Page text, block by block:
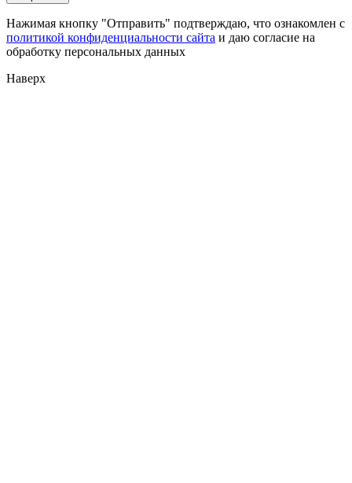
Нажимая кнопку "Отправить" подтверждаю, что ознакомлен с
политикой конфиденциальности сайта и даю согласие на
обработку персональных данных
Наверх